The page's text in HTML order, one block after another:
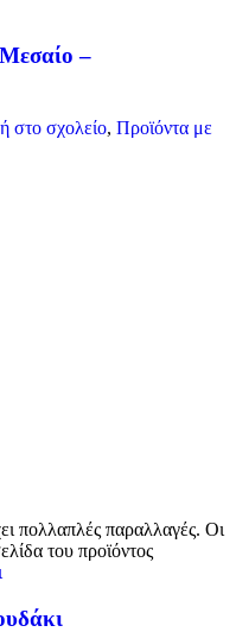
–
στο σχολείο, Προϊόντα με
πολλαπλές παραλλαγές. Οι
του προϊόντος